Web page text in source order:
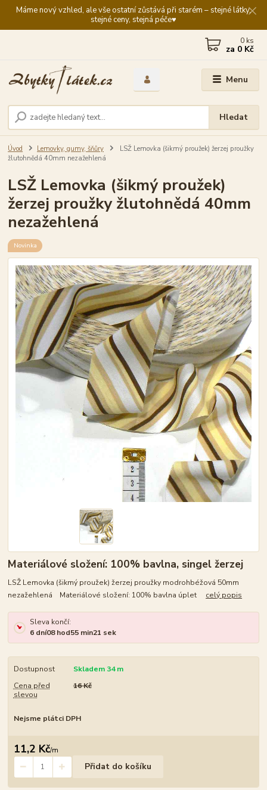
Máme nový vzhled, ale vše ostatní zůstává při starém – stejné látky,
stejné ceny, stejná péče♥️
Menu
Hledat
0 ks
za 0 Kč
Úvod Lemovky, gumy, šňůry
LSŽ Lemovka (šikmý proužek) žerzej proužky
žlutohnědá 40mm nezažehlená
LSŽ Lemovka (šikmý proužek)
žerzej proužky žlutohnědá 40mm
nezažehlená
Novinka
Materiálové složení: 100% bavlna, singel žerzej
LSŽ Lemovka (šikmý proužek) žerzej proužky modrohbéžová 50mm
nezažehlená Materiálové složení: 100% bavlna úplet celý popis
Sleva končí:
6 dní08hod55min20 sek
Dostupnost
Skladem 34 m
Cena před
slevou
16 Kč
Nejsme plátci DPH
11,2 Kč/m
Přidat do košíku